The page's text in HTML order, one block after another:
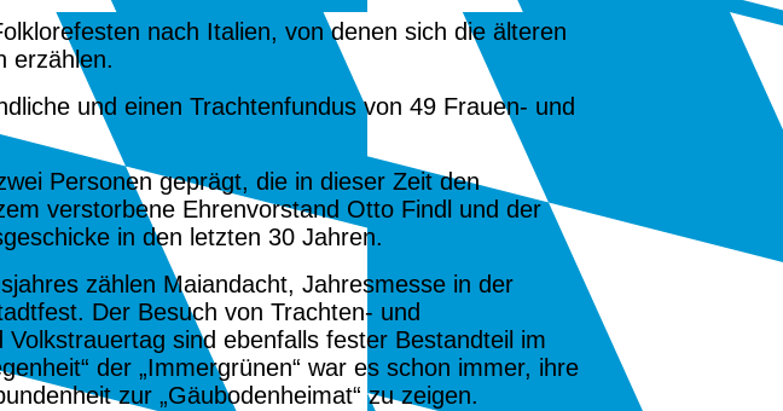
nach Italien, von denen sich die älteren
erzählen.
und einen Trachtenfundus von 49 Frauen- und
Personen geprägt, die in dieser Zeit den
verstorbene Ehrenvorstand Otto Findl und der
in den letzten 30 Jahren.
zählen Maiandacht, Jahresmesse in der
Der Besuch von Trachten- und
sind ebenfalls fester Bestandteil im
der „Immergrünen“ war es schon immer, ihre
zur „Gäubodenheimat“ zu zeigen.